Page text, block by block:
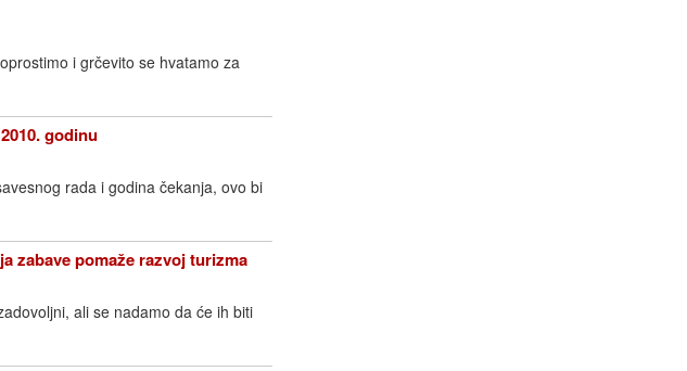
i grčevito se hvatamo za
godinu
rada i godina čekanja, ovo bi
zabave pomaže razvoj turizma
ali se nadamo da će ih biti